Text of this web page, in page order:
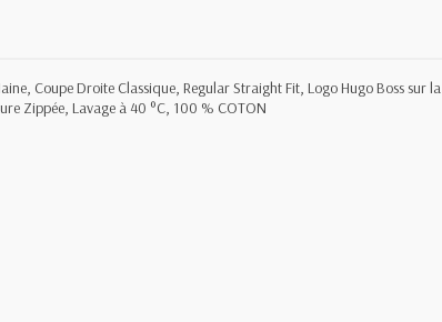
Coupe Droite Classique, Regular Straight Fit, Logo Hugo Boss sur la
Zippée, Lavage à 40 °C, 100 % COTON